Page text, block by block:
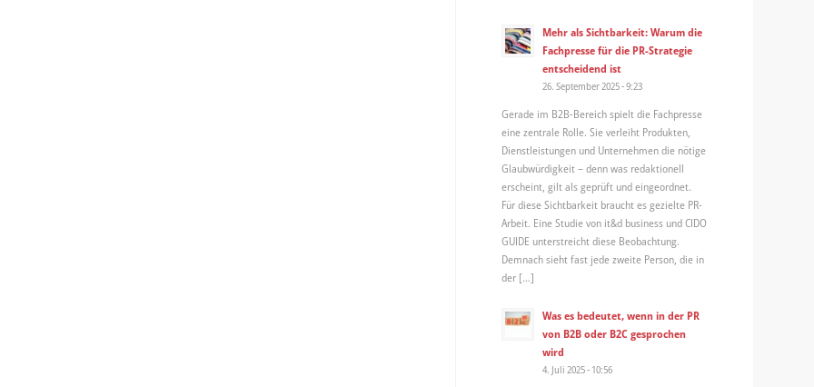
Mehr als Sichtbarkeit: Warum die
Fachpresse für die PR-Strategie
entscheidend ist
26. September 2025 - 9:23
Gerade im B2B-Bereich spielt die Fachpresse
eine zentrale Rolle. Sie verleiht Produkten,
Dienstleistungen und Unternehmen die nötige
Glaubwürdigkeit – denn was redaktionell
erscheint, gilt als geprüft und eingeordnet.
Für diese Sichtbarkeit braucht es gezielte PR-
Arbeit. Eine Studie von it&d business und CIDO
GUIDE unterstreicht diese Beobachtung.
Demnach sieht fast jede zweite Person, die in
der […]
Was es bedeutet, wenn in der PR
von B2B oder B2C gesprochen
wird
4. Juli 2025 - 10:56